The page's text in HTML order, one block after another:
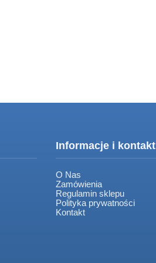
Informacje i kontakt
O Nas
Zamówienia
Regulamin sklepu
Polityka prywatności
Kontakt